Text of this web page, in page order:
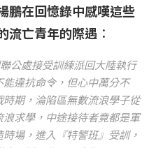
鵬在回憶錄中感嘆這些
流亡青年的際遇 ：
公處接受訓練派回大陸執行
能違抗命令，但心中萬分不
期，淪陷區無數流浪學子從
求學，中途接待者竟都是軍
場，進入『特警班』受訓，